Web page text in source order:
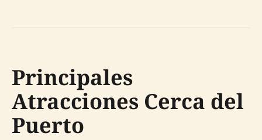
Principales
Atracciones Cerca del
Puerto